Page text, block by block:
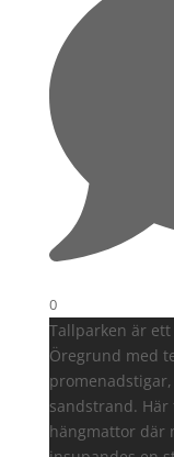
0
Tallparken är
Öregrund med
sandstrand.
hängmattor där